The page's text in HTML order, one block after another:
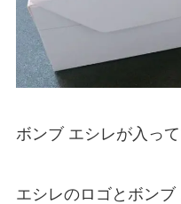
ボンブ エシレが入っ
エシレのロゴとボン